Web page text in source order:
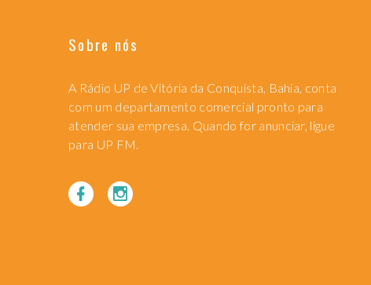
Sobre nós
A Rádio UP de Vitória da Conquista, Bahia, conta
com um departamento comercial pronto para
atender sua empresa. Quando for anunciar, ligue
para UP FM.